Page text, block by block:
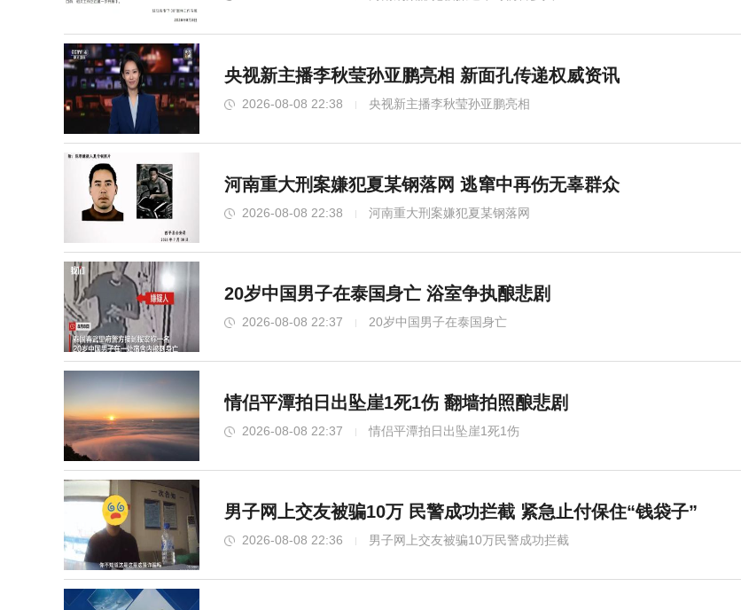
央视新主播李秋莹孙亚鹏亮相 新面孔传递权威资讯
2026-08-08 22:38 央视新主播李秋莹孙亚鹏亮相
河南重大刑案嫌犯夏某钢落网 逃窜中再伤无辜群众
2026-08-08 22:38 河南重大刑案嫌犯夏某钢落网
20岁中国男子在泰国身亡 浴室争执酿悲剧
2026-08-08 22:37 20岁中国男子在泰国身亡
情侣平潭拍日出坠崖1死1伤 翻墙拍照酿悲剧
2026-08-08 22:37 情侣平潭拍日出坠崖1死1伤
男子网上交友被骗10万 民警成功拦截 紧急止付保住“钱袋子”
2026-08-08 22:36 男子网上交友被骗10万民警成功拦截